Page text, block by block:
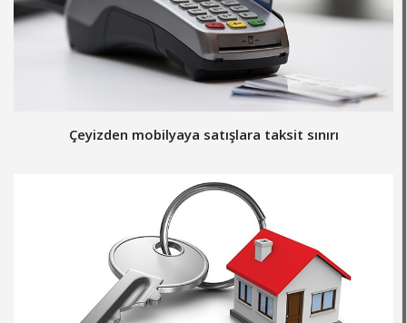
Çeyizden mobilyaya satışlara taksit sınırı